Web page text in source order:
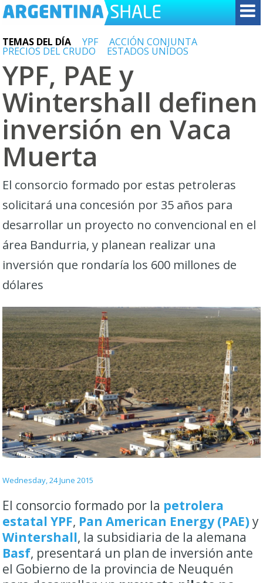
TEMAS DEL DÍA YPF ACCIÓN CONJUNTA
PRECIOS DEL CRUDO ESTADOS UNIDOS
YPF, PAE y
Wintershall definen
inversión en Vaca
Muerta
El consorcio formado por estas petroleras
solicitará una concesión por 35 años para
desarrollar un proyecto no convencional en el
área Bandurria, y planean realizar una
inversión que rondaría los 600 millones de
dólares
Wednesday, 24 June 2015
El consorcio formado por la petrolera
estatal YPF, Pan American Energy (PAE)y
Wintershall, la subsidiaria de la alemana
Basf, presentará un plan de inversión ante
el Gobierno de la provincia de Neuquén